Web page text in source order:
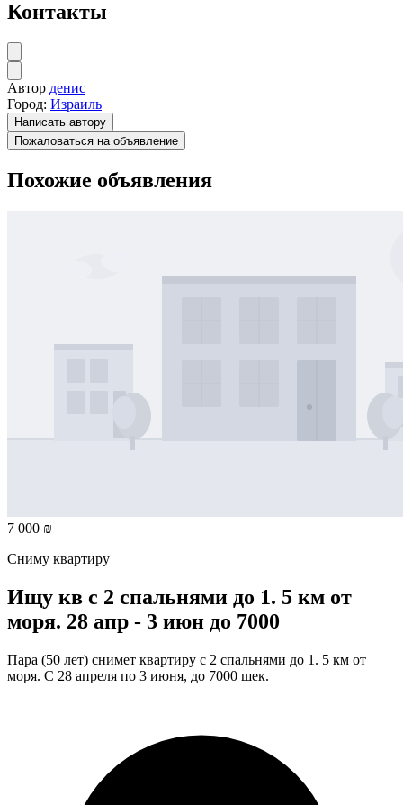
Контакты
Автор денис
Город: Израиль
Написать автору
Пожаловаться на объявление
Похожие объявления
7 000 ₪
Сниму квартиру
Ищу кв с 2 спальнями до 1. 5 км от
моря. 28 апр - 3 июн до 7000
Пара (50 лет) снимет квартиру с 2 спальнями до 1. 5 км от
моря. С 28 апреля по 3 июня, до 7000 шек.